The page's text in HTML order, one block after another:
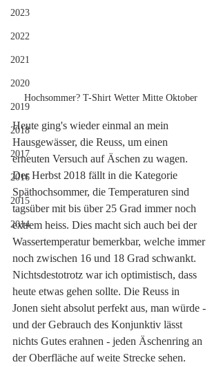
2023
2022
2021
2020
2019
2018
2017
2016
2015
2014
Hochsommer? T-Shirt Wetter Mitte Oktober
Heute ging's wieder einmal an mein
Hausgewässer, die Reuss, um einen
erneuten Versuch auf Äschen zu wagen.
Der Herbst 2018 fällt in die Kategorie
Späthochsommer, die Temperaturen sind
tagsüber mit bis über 25 Grad immer noch
extrem heiss. Dies macht sich auch bei der
Wassertemperatur bemerkbar, welche immer
noch zwischen 16 und 18 Grad schwankt.
Nichtsdestotrotz war ich optimistisch, dass
heute etwas gehen sollte. Die Reuss in
Jonen sieht absolut perfekt aus, man würde -
und der Gebrauch des Konjunktiv lässt
nichts Gutes erahnen - jeden Äschenring an
der Oberfläche auf weite Strecke sehen.